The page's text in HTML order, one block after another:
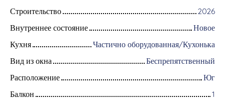
Строительство
2026
Внутреннее состояние
Новое
Кухня
Частично оборудованная/Кухонька
Вид из окна
Беспрепятственный
Расположение
Юг
Балкон
1